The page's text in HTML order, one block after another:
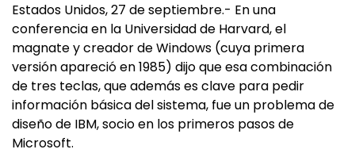
Estados Unidos, 27 de septiembre.- En una
conferencia en la Universidad de Harvard, el
magnate y creador de Windows (cuya primera
versión apareció en 1985) dijo que esa combinación
de tres teclas, que además es clave para pedir
información básica del sistema, fue un problema de
diseño de IBM, socio en los primeros pasos de
Microsoft.